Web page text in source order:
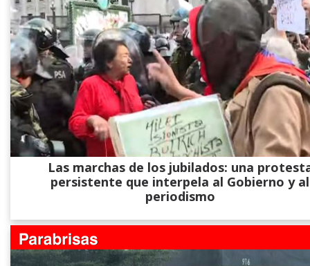
Las marchas de los jubilados: una
persistente que interpela al Gobierno y al
periodismo